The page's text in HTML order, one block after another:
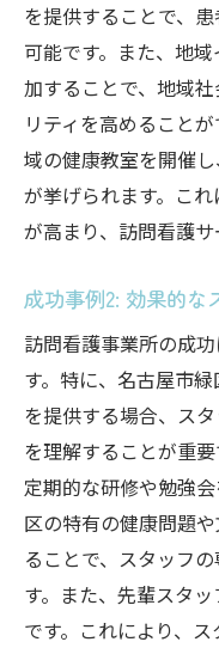
を提供することで、
可能です。また、地
加することで、地域
リティを高めること
域の健康教室を開催
が挙げられます。こ
が高まり、訪問看護サ
成功事例2: 効果的な
訪問看護事業所の成
す。特に、名古屋市
を提供する場合、ス
を理解することが重
定期的な研修や勉強
区の特有の健康問題
ることで、スタッフ
す。また、先輩スタ
です。これにより、